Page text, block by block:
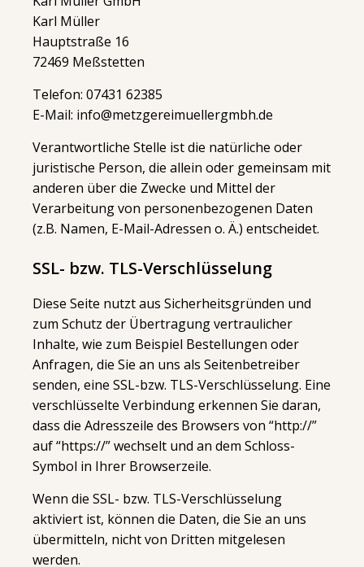
Karl Müller
Hauptstraße 16
72469 Meßstetten
Telefon: 07431 62385
E-Mail: info@metzgereimuellergmbh.de
Verantwortliche Stelle ist die natürliche oder
juristische Person, die allein oder gemeinsam mit
anderen über die Zwecke und Mittel der
Verarbeitung von personenbezogenen Daten
(z.B. Namen, E-Mail-Adressen o. Ä.) entscheidet.
SSL- bzw. TLS-Verschlüsselung
Diese Seite nutzt aus Sicherheitsgründen und
zum Schutz der Übertragung vertraulicher
Inhalte, wie zum Beispiel Bestellungen oder
Anfragen, die Sie an uns als Seitenbetreiber
senden, eine SSL-bzw. TLS-Verschlüsselung. Eine
verschlüsselte Verbindung erkennen Sie daran,
dass die Adresszeile des Browsers von “http://”
auf “https://” wechselt und an dem Schloss-
Symbol in Ihrer Browserzeile.
Wenn die SSL- bzw. TLS-Verschlüsselung
aktiviert ist, können die Daten, die Sie an uns
übermitteln, nicht von Dritten mitgelesen
werden.